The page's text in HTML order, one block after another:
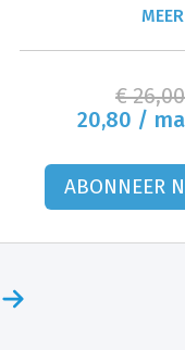
€ 26,00
20,80 /
ABONNEER